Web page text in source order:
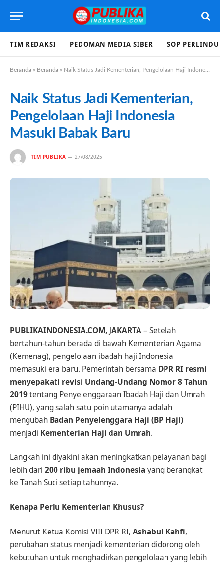
TIM REDAKSI PEDOMAN MEDIA SIBER SOP
Beranda » Beranda » Naik Status Jadi Kementerian, Pengelolaan Haji Indonesia Masuki Babak Baru
Naik Status Jadi Kementerian,
Pengelolaan Haji Indonesia
Masuki Babak Baru
TIM PUBLIKA 27/08/2025
PUBLIKAINDONESIA.COM, JAKARTA– Setelah
bertahun-tahun berada di bawah Kementerian Agama
(Kemenag), pengelolaan ibadah haji Indonesia
memasuki era baru. Pemerintah bersama DPR RI resmi
menyepakati revisi Undang-Undang Nomor 8 Tahun
2019tentang Penyelenggaraan Ibadah Haji dan Umrah
(PIHU), yang salah satu poin utamanya adalah
mengubah Badan Penyelenggara Haji (BP Haji)
menjadi Kementerian Haji dan Umrah.
Langkah ini diyakini akan meningkatkan pelayanan bagi
lebih dari 200 ribu jemaah Indonesiayang berangkat
ke Tanah Suci setiap tahunnya.
Kenapa Perlu Kementerian Khusus?
Menurut Ketua Komisi VIII DPR RI, Ashabul Kahfi,
perubahan status menjadi kementerian didorong oleh
kebutuhan untuk menghadirkan pengelolaan yang lebih